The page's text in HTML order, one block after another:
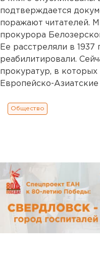
подтверждается
поражают читателей.
прокурора
Ее расстреляли в 1937
реабилитировали.
прокуратур, в которых
Европейско-Азиатские
Общество